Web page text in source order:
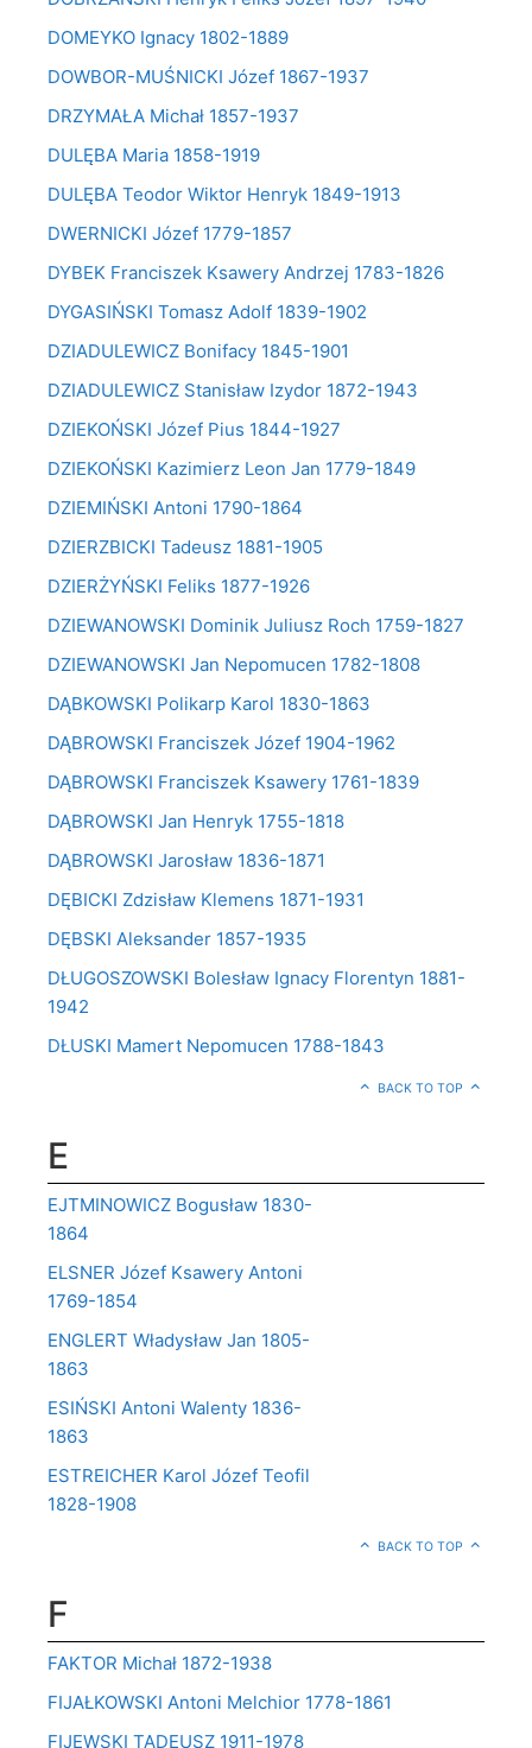
DOMEYKO Ignacy 1802-1889
DOWBOR-MUŚNICKI Józef 1867-1937
DRZYMAŁA Michał 1857-1937
DULĘBA Maria 1858-1919
DULĘBA Teodor Wiktor Henryk 1849-1913
DWERNICKI Józef 1779-1857
DYBEK Franciszek Ksawery Andrzej 1783-1826
DYGASIŃSKI Tomasz Adolf 1839-1902
DZIADULEWICZ Bonifacy 1845-1901
DZIADULEWICZ Stanisław Izydor 1872-1943
DZIEKOŃSKI Józef Pius 1844-1927
DZIEKOŃSKI Kazimierz Leon Jan 1779-1849
DZIEMIŃSKI Antoni 1790-1864
DZIERZBICKI Tadeusz 1881-1905
DZIERŻYŃSKI Feliks 1877-1926
DZIEWANOWSKI Dominik Juliusz Roch 1759-1827
DZIEWANOWSKI Jan Nepomucen 1782-1808
DĄBKOWSKI Polikarp Karol 1830-1863
DĄBROWSKI Franciszek Józef 1904-1962
DĄBROWSKI Franciszek Ksawery 1761-1839
DĄBROWSKI Jan Henryk 1755-1818
DĄBROWSKI Jarosław 1836-1871
DĘBICKI Zdzisław Klemens 1871-1931
DĘBSKI Aleksander 1857-1935
DŁUGOSZOWSKI Bolesław Ignacy Florentyn 1881-
1942
DŁUSKI Mamert Nepomucen 1788-1843
BACK TO TOP
E
EJTMINOWICZ Bogusław 1830-
1864
ELSNER Józef Ksawery Antoni
1769-1854
ENGLERT Władysław Jan 1805-
1863
ESIŃSKI Antoni Walenty 1836-
1863
ESTREICHER Karol Józef Teofil
1828-1908
BACK TO TOP
F
FAKTOR Michał 1872-1938
FIJAŁKOWSKI Antoni Melchior 1778-1861
FIJEWSKI TADEUSZ 1911-1978